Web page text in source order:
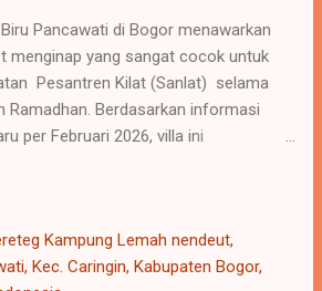
Pancawati di Bogor menawarkan
menginap yang sangat cocok untuk
Pesantren Kilat (Sanlat) selama
Ramadhan. Berdasarkan informasi
per Februari 2026, villa ini
yang nyaman di alam
Berikut adalah detail perkiraan
dan fasilitas yang tersedia untuk
Kampung Lemah nendeut,
Kec. Caringin, Kabupaten Bogor,